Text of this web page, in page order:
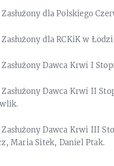
dla Polskiego
dla RCKiK w
Dawca Krwi I
Dawca Krwi II
Zasłużony Dawca Krwi III
Maria Sitek, Daniel Ptak.